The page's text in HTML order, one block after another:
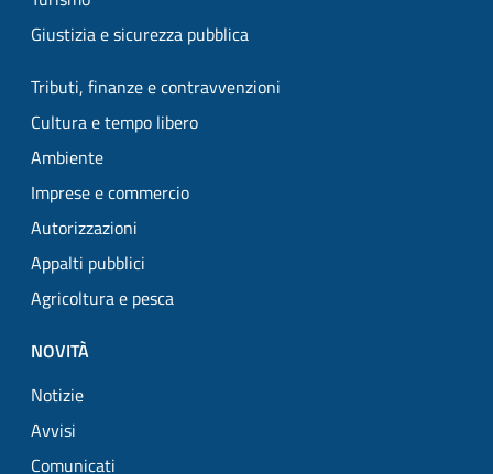
Giustizia e sicurezza pubblica
Tributi, finanze e contravvenzioni
Cultura e tempo libero
Ambiente
Imprese e commercio
Autorizzazioni
Appalti pubblici
Agricoltura e pesca
NOVITÀ
Notizie
Avvisi
Comunicati